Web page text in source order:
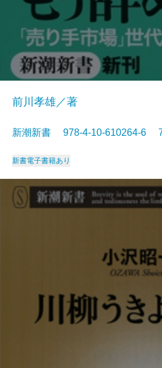
前川孝雄／著
新潮新書 978-4-10-610264-6
新書電子書籍あり